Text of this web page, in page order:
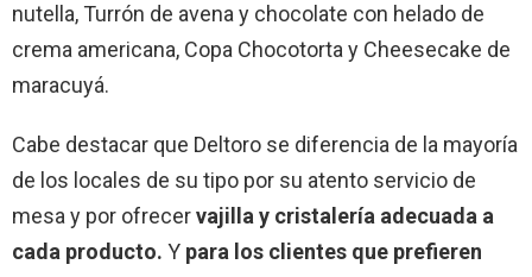
nutella, Turrón de avena y chocolate con helado de
crema americana, Copa Chocotorta y Cheesecake de
maracuyá.
Cabe destacar que Deltoro se diferencia de la mayoría
de los locales de su tipo por su atento servicio de
mesa y por ofrecervajilla y cristalería adecuada a
cada producto. Y para los clientes que prefieren